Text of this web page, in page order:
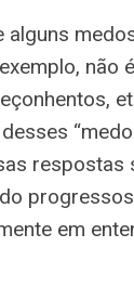
alguns
não
respostas
em